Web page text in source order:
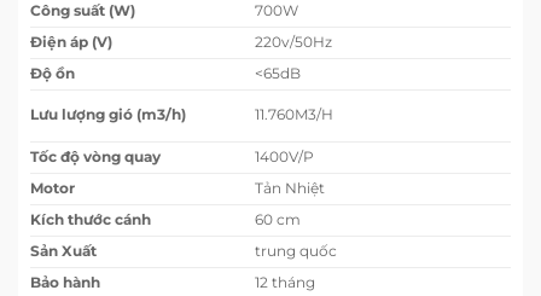
Công suất (W)
700W
Điện áp (V)
220v/50Hz
Độ ồn
<65dB
Lưu lượng gió (m3/h) 11.760M3/H
Tốc độ vòng quay
1400V/P
Motor
Tản Nhiệt
Kích thước cánh
60 cm
Sản Xuất
trung quốc
Bảo hành
12 tháng